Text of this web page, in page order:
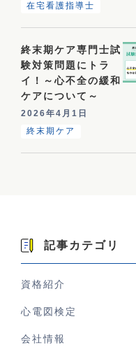
在宅看護指導士
終末期ケア専門士試
験対策問題にトラ
イ！～心不全の緩和
ケアについて～
2026年4月1日
終末期ケア
記事カテゴリ
資格紹介
心電図検定
会社情報